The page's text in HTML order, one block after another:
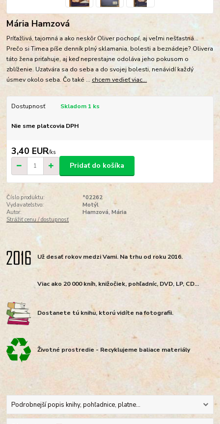
Mária Hamzová
Príťažlivá, tajomná a ako neskôr Oliver pochopí, aj veľmi nešťastná...
Prečo si Timea píše denník plný sklamania, bolesti a beznádeje? Olivera
táto žena priťahuje, aj keď neprestajne odoláva jeho pokusom o
zblíženie. Uzatvára sa do seba a do svojej bolesti, nenávidí každý
úsmev okolo seba. Čo také ... chcem vedieť viac...
Dostupnosť Skladom 1 ks
Nie sme platcovia DPH
3,40 EUR/ks
Pridať do košíka
Číslo produktu:
*02262
Vydavateľstvo:
Motýl
Autor:
Hamzová, Mária
Strážiť cenu / dostupnosť
Už desať rokov medzi Vami. Na trhu od roku 2016.
Viac ako 20 000 kníh, knižočiek, pohľadníc, DVD, LP, CD...
Dostanete tú knihu, ktorú vidíte na fotografii.
Životné prostredie - Recyklujeme baliace materiály
Podrobnejší popis knihy, pohľadnice, platne...